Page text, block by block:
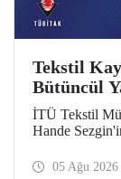
Tekstil
Bütüncül
Azaltım
TÜBİTAK
İTÜ Tekstil
Hande
Koşullarına
05 Ağu 2026